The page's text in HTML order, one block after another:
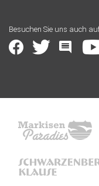
Besuchen Sie uns auch